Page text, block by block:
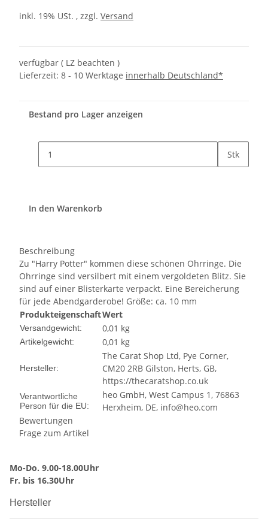
inkl. 19% USt. , zzgl. Versand
verfügbar ( LZ beachten )
Lieferzeit: 8 - 10 Werktage innerhalb Deutschland*
Bestand pro Lager anzeigen
Stk
In den Warenkorb
Beschreibung
Zu "Harry Potter" kommen diese schönen Ohrringe. Die
Ohrringe sind versilbert mit einem vergoldeten Blitz. Sie
sind auf einer Blisterkarte verpackt. Eine Bereicherung
für jede Abendgarderobe! Größe: ca. 10 mm
ProdukteigenschaftWert
Versandgewicht: 0,01 kg
Artikelgewicht: 0,01 kg
Hersteller:
The Carat Shop Ltd, Pye Corner,
CM20 2RB Gilston, Herts, GB,
https://thecaratshop.co.uk
Verantwortliche
Person für die EU:
heo GmbH, West Campus 1, 76863
Herxheim, DE, info@heo.com
Bewertungen
Frage zum Artikel
Mo-Do. 9.00-18.00Uhr
Fr. bis 16.30Uhr
Hersteller